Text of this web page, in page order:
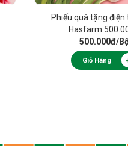
Phiếu quà tặng
Hasfarm
500.000đ/
Giỏ Hàng